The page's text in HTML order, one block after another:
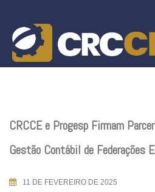
content
CRCCE e Progesp Firmam
Gestão Contábil de Federações
11 DE FEVEREIRO DE 2025